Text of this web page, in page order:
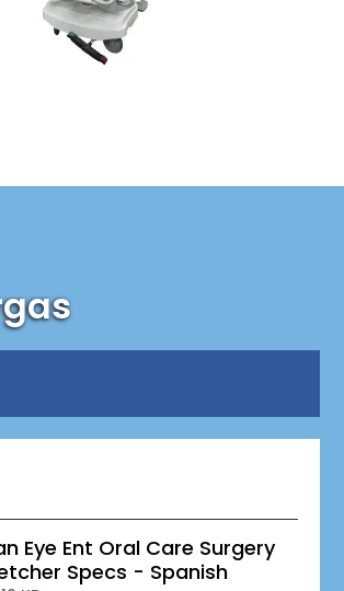
Eye Ent Oral Care Surgery
Specs - Spanish